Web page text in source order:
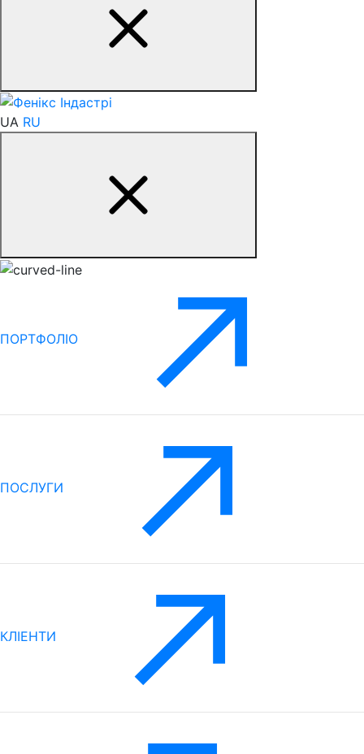
UA RU
ПОРТФОЛІО
ПОСЛУГИ
КЛІЕНТИ